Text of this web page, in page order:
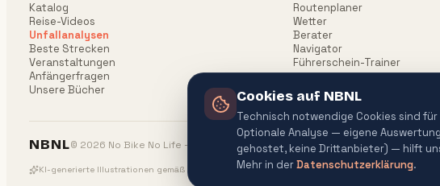
Katalog
Reise-Videos
Unfallanalysen
Beste Strecken
Veranstaltungen
Anfängerfragen
Unsere Bücher
Routenplaner
Wetter
Berater
Navigator
Führerschein-Trainer
NBNL© 2026 No Bike No Life — All rights reserved.
KI-generierte Illustrationen gemäß EU AI Act (Verordnung (EU) 2024/1689) · Alle Texte
Cookies auf NBNL
Technisch notwendige Cookies sind
Optionale Analyse — eigene
gehostet, keine Drittanbieter) — hilft
Mehr in derDatenschutzerklärung.